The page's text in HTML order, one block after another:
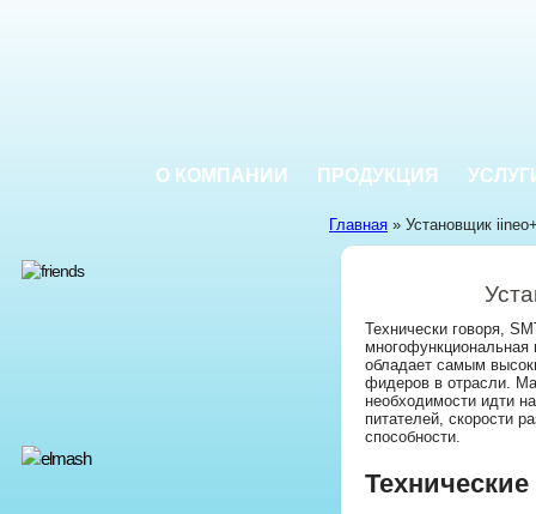
О КОМПАНИИ ПРОДУКЦИЯ
Главная » Установщик
Технически говоря,
обладает самым
фидеров в отрасли.
необходимости идти
питателей, скорости
способности.